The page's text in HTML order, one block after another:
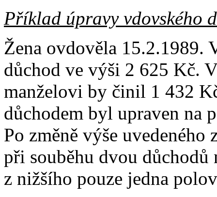
Příklad úpravy vdovského
Žena ovdověla 15.2.1989.
důchod ve výši 2 625 Kč.
manželovi by činil 1 432
důchodem byl upraven na
Po změně výše
při souběhu dvou
z nižšího pouze jedna